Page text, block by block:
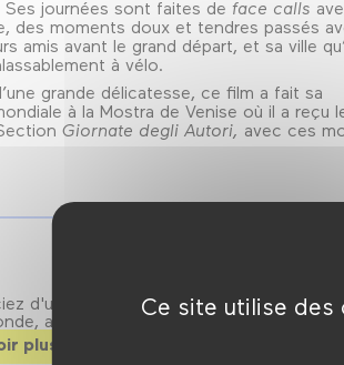
Ce site utilise des
Ses journées sont faites de face calls
des moments doux et tendres passés
amis avant le grand départ, et sa ville
à vélo.
grande délicatesse, ce film a fait sa
à la Mostra de Venise où il a reçu
Giornate degli Autori, avec ces
d'un accès illimité à toutes les
avec la carte Forum Festival pour 15
plus